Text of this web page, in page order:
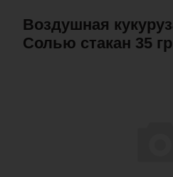
Воздушная
Солью стакан 35 гр